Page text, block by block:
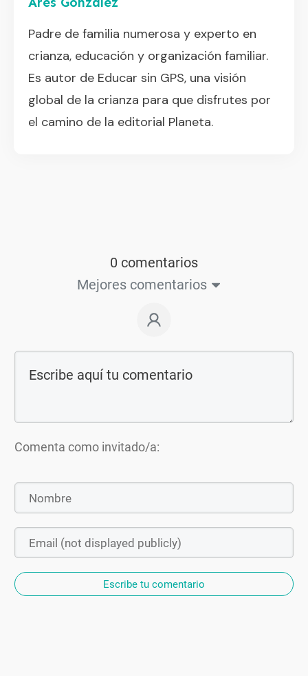
Padre de familia numerosa y experto en
crianza, educación y organización familiar.
Es autor de Educar sin GPS, una visión
global de la crianza para que disfrutes por
el camino de la editorial Planeta.
0 comentarios
Mejores comentarios
Comenta como invitado/a:
Escribe tu comentario